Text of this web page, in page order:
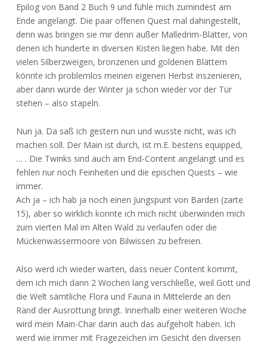
Epilog von Band 2 Buch 9 und fühle mich zumindest am
Ende angelangt. Die paar offenen Quest mal dahingestellt,
denn was bringen sie mir denn außer Malledrim-Blätter, von
denen ich hunderte in diversen Kisten liegen habe. Mit den
vielen Silberzweigen, bronzenen und goldenen Blättern
könnte ich problemlos meinen eigenen Herbst inszenieren,
aber dann würde der Winter ja schon wieder vor der Tür
stehen – also stapeln.
Nun ja. Da saß ich gestern nun und wusste nicht, was ich
machen soll. Der Main ist durch, ist m.E. bestens equipped,
… . Die Twinks sind auch am End-Content angelangt und es
fehlen nur noch Feinheiten und die epischen Quests – wie
immer.
Ach ja – ich hab ja noch einen Jungspunt von Barden (zarte
15), aber so wirklich konnte ich mich nicht überwinden mich
zum vierten Mal im Alten Wald zu verlaufen oder die
Mückenwassermoore von Bilwissen zu befreien.
Also werd ich wieder warten, dass neuer Content kommt,
dem ich mich dann 2 Wochen lang verschließe, weil Gott und
die Welt sämtliche Flora und Fauna in Mittelerde an den
Rand der Ausrottung bringt. Innerhalb einer weiteren Woche
wird mein Main-Char dann auch das aufgeholt haben. Ich
werd wie immer mit Fragezeichen im Gesicht den diversen